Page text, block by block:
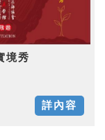
境秀
詳內容